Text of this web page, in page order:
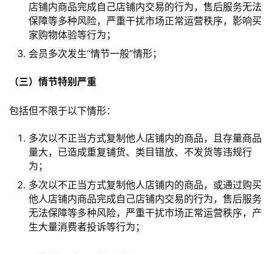
店铺内商品完成自己店铺内交易的行为，售后服务无法
保障等多种风险，严重干扰市场正常运营秩序，影响买
家购物体验等行为；
会员多次发生“情节一般”情形；
（三）情节特别严重
包括但不限于以下情形：
多次以不正当方式复制他人店铺内的商品，且存量商品
量大，已造成重复铺货、类目错放、不发货等违规行
为；
多次以不正当方式复制他人店铺内的商品，或通过购买
他人店铺内商品完成自己店铺内交易的行为，售后服务
无法保障等多种风险，严重干扰市场正常运营秩序，产
生大量消费者投诉等行为；